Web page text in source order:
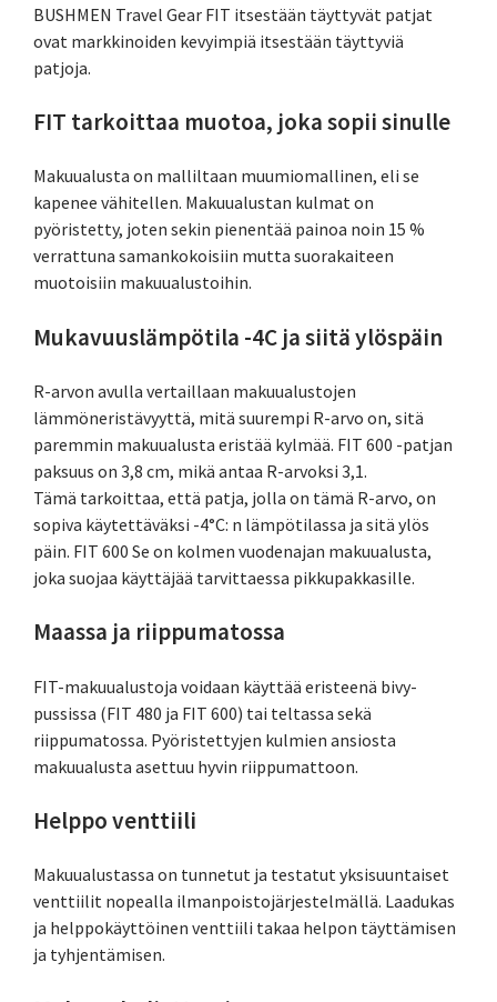
BUSHMEN Travel Gear FIT itsestään täyttyvät patjat
ovat markkinoiden kevyimpiä itsestään täyttyviä
patjoja.
FIT tarkoittaa muotoa, joka sopii sinulle
Makuualusta on malliltaan muumiomallinen, eli se
kapenee vähitellen. Makuualustan kulmat on
pyöristetty, joten sekin pienentää painoa noin 15 %
verrattuna samankokoisiin mutta suorakaiteen
muotoisiin makuualustoihin.
Mukavuuslämpötila -4C ja siitä ylöspäin
R-arvon avulla vertaillaan makuualustojen
lämmöneristävyyttä, mitä suurempi R-arvo on, sitä
paremmin makuualusta eristää kylmää. FIT 600 -patjan
paksuus on 3,8 cm, mikä antaa R-arvoksi 3,1.
Tämä tarkoittaa, että patja, jolla on tämä R-arvo, on
sopiva käytettäväksi -4°C: n lämpötilassa ja sitä ylös
päin. FIT 600 Se on kolmen vuodenajan makuualusta,
joka suojaa käyttäjää tarvittaessa pikkupakkasille.
Maassa ja riippumatossa
FIT-makuualustoja voidaan käyttää eristeenä bivy-
pussissa (FIT 480 ja FIT 600) tai teltassa sekä
riippumatossa. Pyöristettyjen kulmien ansiosta
makuualusta asettuu hyvin riippumattoon.
Helppo venttiili
Makuualustassa on tunnetut ja testatut yksisuuntaiset
venttiilit nopealla ilmanpoistojärjestelmällä. Laadukas
ja helppokäyttöinen venttiili takaa helpon täyttämisen
ja tyhjentämisen.